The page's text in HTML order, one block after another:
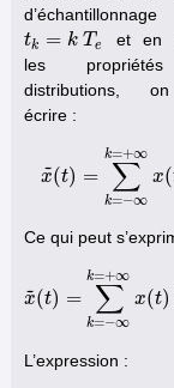
d’échantillonnage
tk = k Te
tk= k Te
et en
les
distributions,
écrire :
x
˜(t) = ∑
k=−∞
k=+∞
x(
x~( )=∑ k= k=
Ce qui peut
x
˜(t) = ∑
k=−∞
k=+∞
x(t)
x ~(t ∑k −∞k=
L’expression :